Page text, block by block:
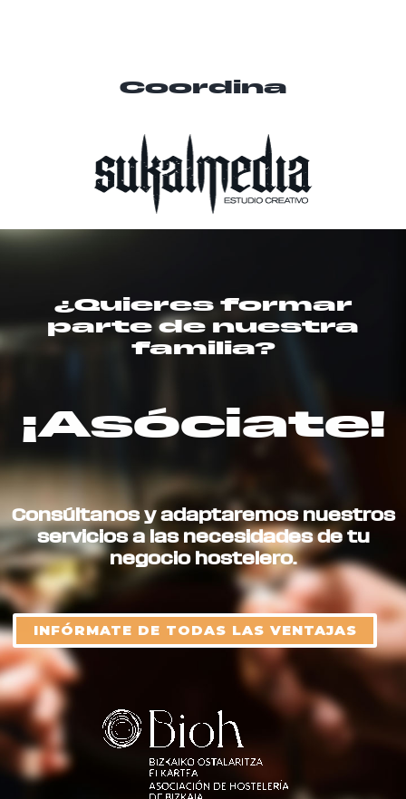
Coordina
¿Quieres formar
parte de nuestra
familia?
¡Asóciate!
Consúltanos y adaptaremos nuestros
servicios a las necesidades de tu
negocio hostelero.
INFÓRMATE DE TODAS LAS VENTAJAS